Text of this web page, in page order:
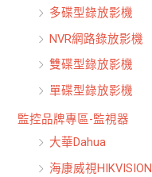
多碟型錄放影機
NVR網路錄放影機
雙碟型錄放影機
單碟型錄放影機
監控品牌專區-監視器
大華Dahua
海康威視HIKVISION